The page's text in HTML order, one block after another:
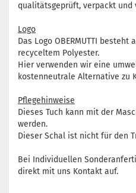
qualitätsgeprüft, verpackt und
Logo
Das Logo OBERMUTTI besteht
recyceltem Polyester.
Hier verwenden wir eine
kostenneutrale Alternative zu
Pflegehinweise
Dieses Tuch kann mit der
werden.
Dieser Schal ist nicht für den
Bei Individuellen
direkt mit uns Kontakt auf.